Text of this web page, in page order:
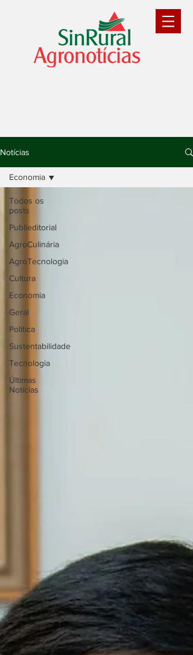
Notícias
Todos os
posts
Publieditorial
AgroCulinária
AgroTecnologia
Cultura
Economia
Geral
Política
Sustentabilidade
Tecnologia
Últimas
Notícias
Economia